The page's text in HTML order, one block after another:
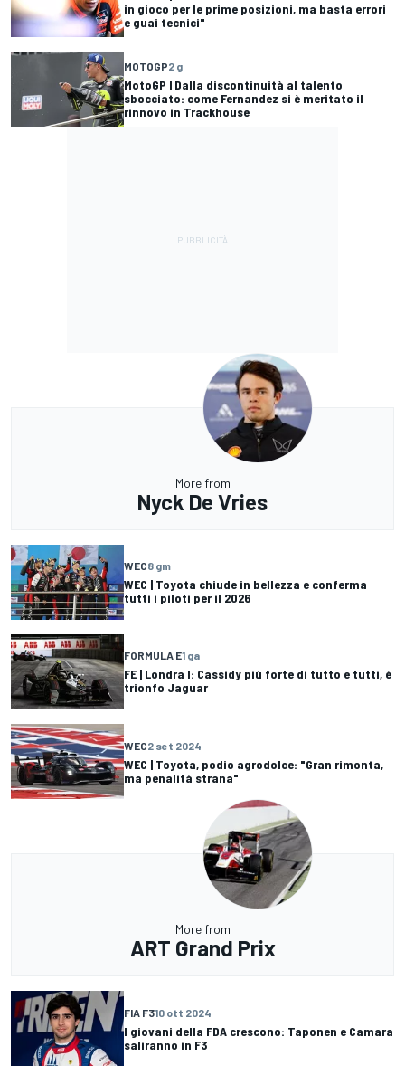
in gioco per le prime posizioni, ma basta errori
e guai tecnici"
MOTOGP2 g
MotoGP | Dalla discontinuità al talento
sbocciato: come Fernandez si è meritato il
rinnovo in Trackhouse
More from
Nyck De Vries
WEC8 gm
WEC | Toyota chiude in bellezza e conferma
tutti i piloti per il 2026
FORMULA E1 ga
FE | Londra I: Cassidy più forte di tutto e tutti, è
trionfo Jaguar
WEC2 set 2024
WEC | Toyota, podio agrodolce: "Gran rimonta,
ma penalità strana"
More from
ART Grand Prix
FIA F310 ott 2024
I giovani della FDA crescono: Taponen e Camara
saliranno in F3